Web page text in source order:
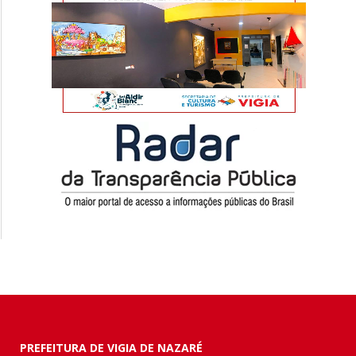
PREFEITURA DE VIGIA DE NAZARÉ